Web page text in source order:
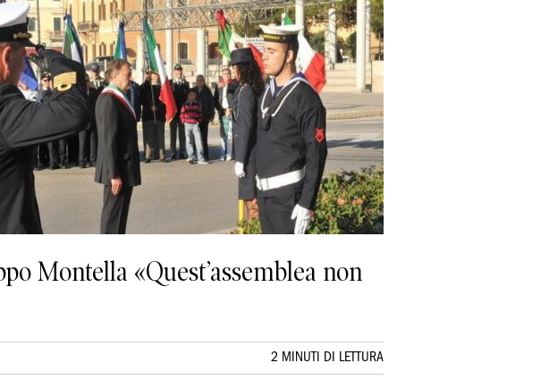
Montella «Quest’assemblea non
2 MINUTI DI LETTURA